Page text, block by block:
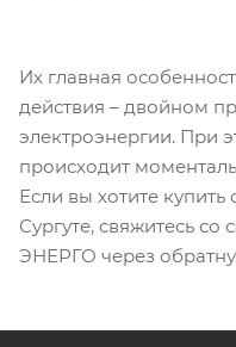
Их главная
действия – двойном
электроэнергии. При
происходит
Если вы хотите
Сургуте, свяжитесь
ЭНЕРГО через